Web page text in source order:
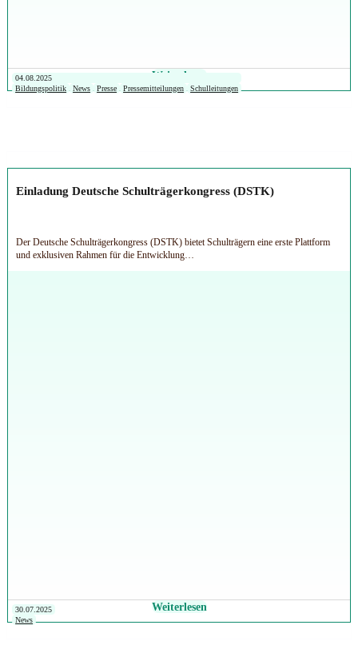
04.08.2025
Bildungspolitik
News Presse Pressemitteilungen Schulleitungen
Weiterlesen
Einladung Deutsche Schulträgerkongress (DSTK)
Der Deutsche Schulträgerkongress (DSTK) bietet Schulträgern eine erste Plattform
und exklusiven Rahmen für die Entwicklung…
30.07.2025
News
Weiterlesen